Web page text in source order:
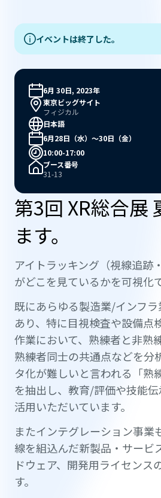
イベントは終了した。
6月 30日, 2023年
東京ビッグサイト
フィジカル
日本語
6月28日（水）～30日（金）
10:00-17:00
ブース番号
31-13
第3回 XR総合展
ます。
アイトラッキング（視線追跡
がどこを見ているかを可視化
既にあらゆる製造業/インフ
あり、特に目視検査や設備点
作業において、熟練者と非熟
熟練者同士の共通点などを分
タ化が難しいと言われる「熟
を抽出し、教育/評価や技能
活用いただいています。
またインテグレーション事業
線を組込んだ新製品・サービ
ドウェア、開発用ライセンス
す。